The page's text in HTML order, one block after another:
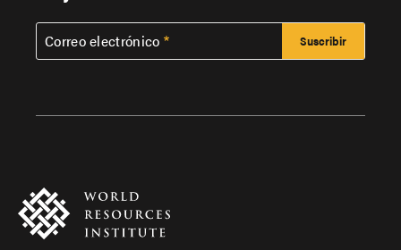
Correo electrónico